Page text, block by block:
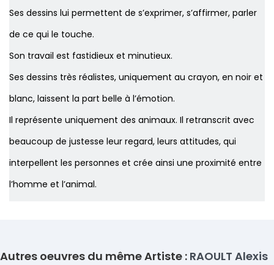
Ses dessins lui permettent de s’exprimer, s’affirmer, parler
de ce qui le touche.
Son travail est fastidieux et minutieux.
Ses dessins très réalistes, uniquement au crayon, en noir et
blanc, laissent la part belle à l’émotion.
Il représente uniquement des animaux. Il retranscrit avec
beaucoup de justesse leur regard, leurs attitudes, qui
interpellent les personnes et crée ainsi une proximité entre
l’homme et l’animal.
Autres oeuvres du même Artiste : RAOULT Alexis